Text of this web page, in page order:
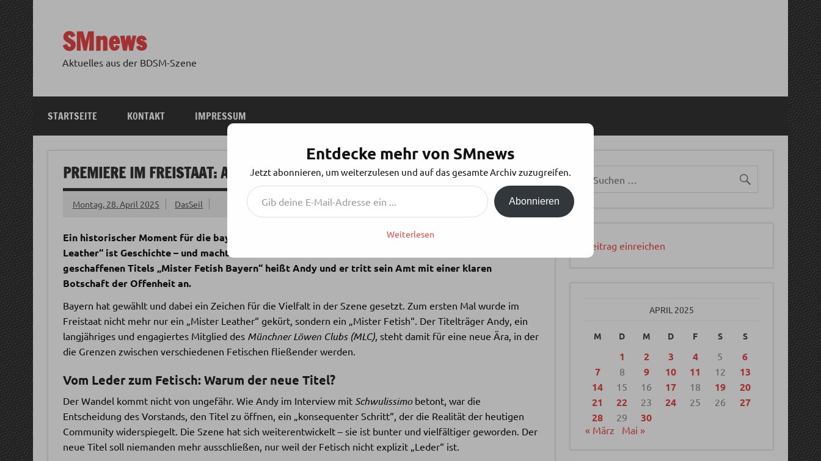
Zum
Inhalt
springen
SMnews
Aktuelles aus der BDSM-Szene
STARTSEITE KONTAKT IMPRESSUM
PREMIERE IM FREISTAAT: ANDY IST DER ERSTE „MISTER FETISH BAYERN“
Montag, 28. April 2025 DasSeil
Ein historischer Moment für die bayerische Community: Der traditionsreiche Titel „Bavarian Mister
Leather“ ist Geschichte – und macht Platz für eine inklusivere Zukunft. Der erste Gewinner des neu
geschaffenen Titels „Mister Fetish Bayern“ heißt Andy und er tritt sein Amt mit einer klaren
Botschaft der Offenheit an.
Bayern hat gewählt und dabei ein Zeichen für die Vielfalt in der Szene gesetzt. Zum ersten Mal wurde im
Freistaat nicht mehr nur ein „Mister Leather“ gekürt, sondern ein „Mister Fetish“. Der Titelträger Andy, ein
langjähriges und engagiertes Mitglied des Münchner Löwen Clubs (MLC), steht damit für eine neue Ära, in der
die Grenzen zwischen verschiedenen Fetischen fließender werden.
Vom Leder zum Fetisch: Warum der neue Titel?
Der Wandel kommt nicht von ungefähr. Wie Andy im Interview mit Schwulissimobetont, war die
Entscheidung des Vorstands, den Titel zu öffnen, ein „konsequenter Schritt“, der die Realität der heutigen
Community widerspiegelt. Die Szene hat sich weiterentwickelt – sie ist bunter und vielfältiger geworden. Der
neue Titel soll niemanden mehr ausschließen, nur weil der Fetisch nicht explizit „Leder“ ist.
Beitrag einreichen
APRIL 2025
M D M D F S S
1 2 3 4 5
6
7
8 9 10 11 12
13
14
15 16 17 18 19
20
21
22 23 24 25 26
27
28
29 30
« März Mai »
Entdecke mehr von SMnews
Jetzt abonnieren, um weiterzulesen und auf das gesamte Archiv zuzugreifen.
Gib deine E-Mail-Adresse ein ...
Abonnieren
Weiterlesen